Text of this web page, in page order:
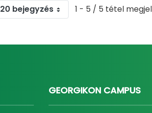
20 bejegyzés 1 - 5 / 5 tétel
GEORGIKON CAMPUS